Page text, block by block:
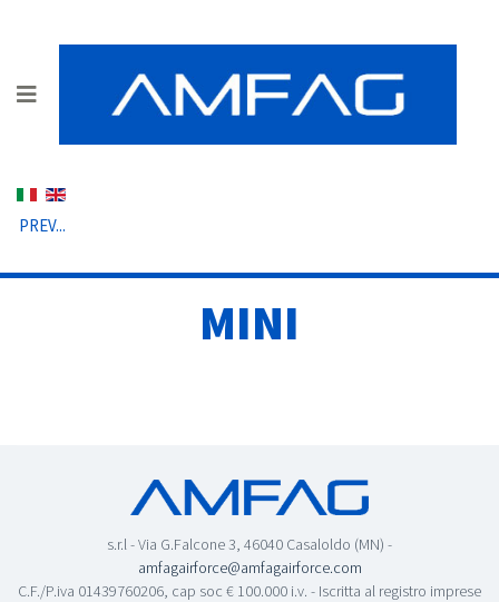
Seleziona la tua lingua
PREV...
MINI
s.r.l - Via G.Falcone 3, 46040 Casaloldo (MN) -
amfagairforce@amfagairforce.com
C.F./P.iva 01439760206, cap soc € 100.000 i.v. - Iscritta al registro imprese